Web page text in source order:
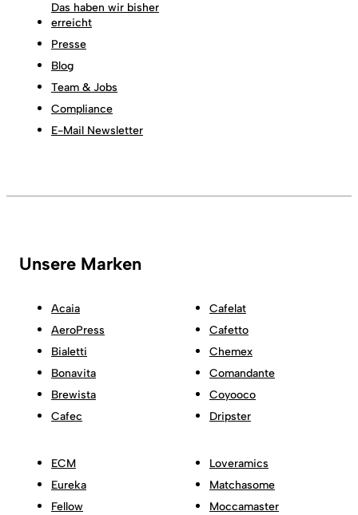
Das haben wir bisher
erreicht
Presse
Blog
Team & Jobs
Compliance
E-Mail Newsletter
Unsere Marken
Acaia
AeroPress
Bialetti
Bonavita
Brewista
Cafec
Cafelat
Cafetto
Chemex
Comandante
Coyooco
Dripster
ECM
Eureka
Fellow
Loveramics
Matchasome
Moccamaster